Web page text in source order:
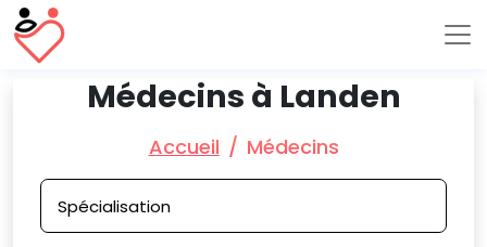
Médecins à Landen
Accueil Médecins